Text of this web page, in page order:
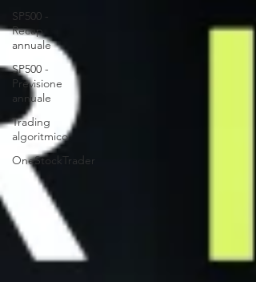
SP500 -
Recap
annuale
SP500 -
Previsione
annuale
Trading
algoritmico
OneStockTrader